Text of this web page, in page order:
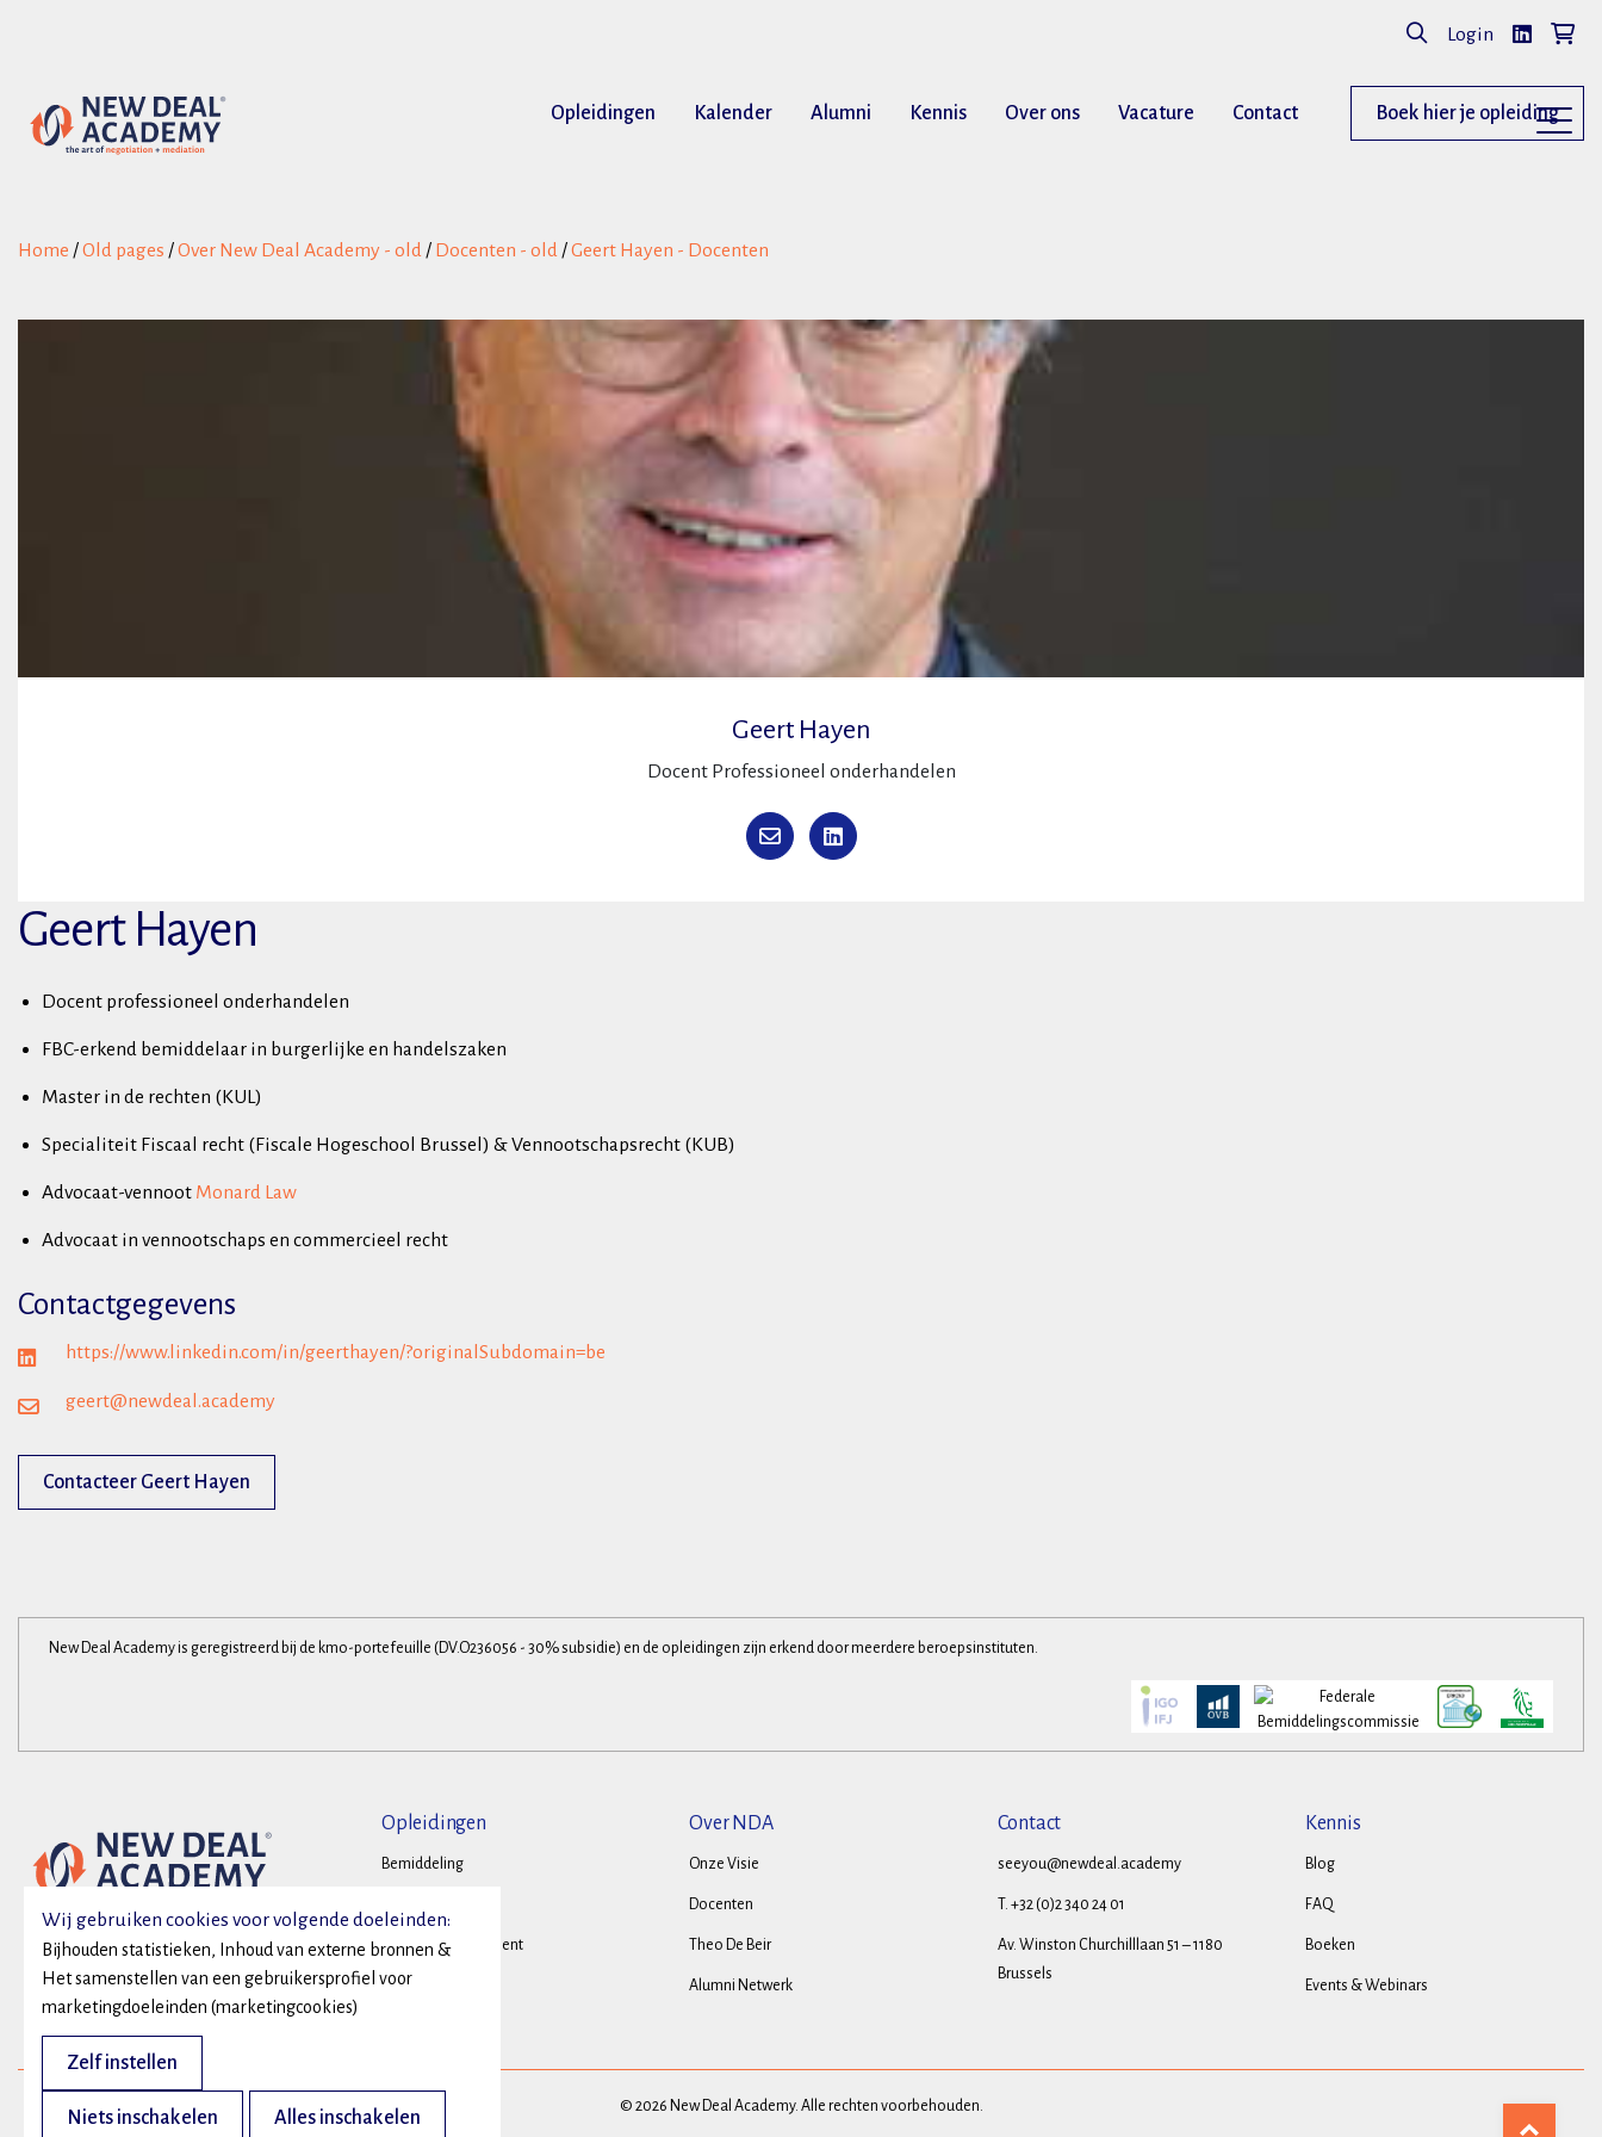
Login
Opleidingen Kalender Alumni Kennis Over ons Vacature Contact Boek hier je opleiding
Home /Old pages /Over New Deal Academy - old/ Docenten - old/Geert Hayen - Docenten
Geert Hayen
Docent Professioneel onderhandelen
Geert Hayen
Docent professioneel onderhandelen
FBC-erkend bemiddelaar in burgerlijke en handelszaken
Master in de rechten (KUL)
Specialiteit Fiscaal recht (Fiscale Hogeschool Brussel) & Vennootschapsrecht (KUB)
Advocaat-vennoot Monard Law
Advocaat in vennootschaps en commercieel recht
Contactgegevens
https://www.linkedin.com/in/geerthayen/?originalSubdomain=be
geert@newdeal.academy
Contacteer Geert Hayen
New Deal Academy is geregistreerd bij de kmo-portefeuille (DV.O236056 - 30% subsidie) en de opleidingen zijn erkend door meerdere beroepsinstituten.
Opleidingen
Bemiddeling
Conflictmanagement
Family Business
Over NDA
Onze Visie
Docenten
Theo De Beir
Alumni Netwerk
Contact
seeyou@newdeal.academy
T. +32 (0)2 340 24 01
Av. Winston Churchilllaan 51 – 1180
Brussels
Kennis
Blog
FAQ
Boeken
Events & Webinars
© 2026 New Deal Academy. Alle rechten voorbehouden.
Wij gebruiken cookies voor volgende doeleinden:
Bijhouden statistieken, Inhoud van externe bronnen &
Het samenstellen van een gebruikersprofiel voor
marketingdoeleinden (marketingcookies)
Zelf instellen
Niets inschakelen Alles inschakelen